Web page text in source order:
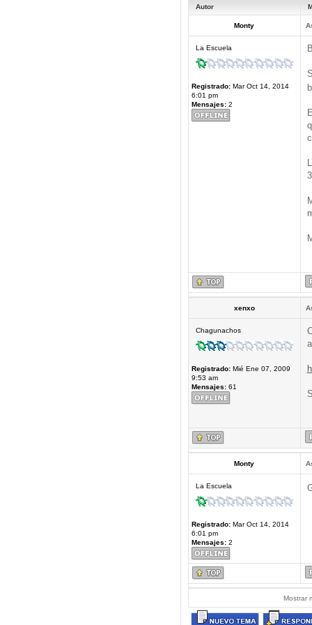
Autor
Monty
La Escuela
Registrado:Mar Oct 14, 2014
6:01 pm
Mensajes:2
xenxo
Chagunachos
Registrado:Mié Ene 07, 2009
9:53 am
Mensajes:61
Monty
La Escuela
Registrado:Mar Oct 14, 2014
6:01 pm
Mensajes:2
Mostrar